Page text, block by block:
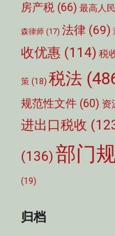
房产税 (66) 最高人
森律师 (17) 法律 (69)
收优惠 (114) 税
策 (18) 税法
规范性文件 (60) 资
进出口税收
(136)部门
(19)
归档